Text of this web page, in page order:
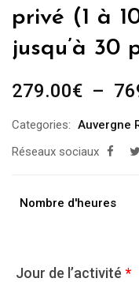
privé (1 à
jusqu’à 30
279.00€ –
Categories: Auvergne
Réseaux sociaux
Nombre d'heures
Jour de l’activité *